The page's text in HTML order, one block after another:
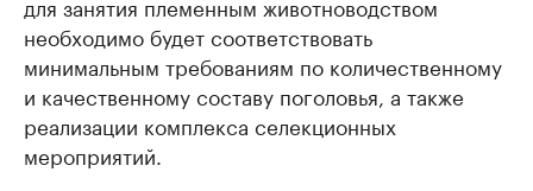
для занятия племенным животноводством
необходимо будет соответствовать
минимальным требованиям по количественному
и качественному составу поголовья, а также
реализации комплекса селекционных
мероприятий.